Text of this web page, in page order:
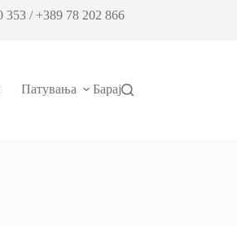
/ +389 78 202 866
Патувања Барај